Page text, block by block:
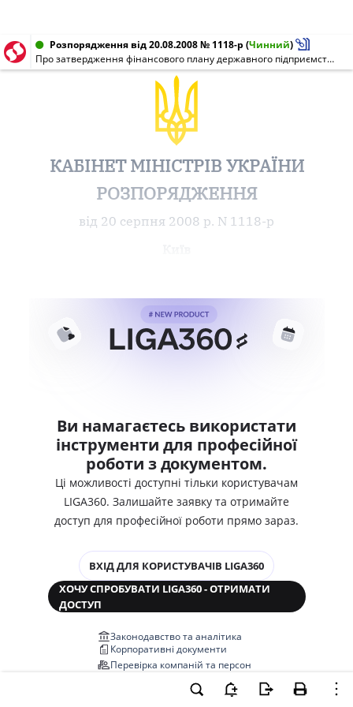
Розпорядження від 20.08.2008 № 1118-р (Чинний)
Про затвердження фінансового плану державного підприємства "Морський торговельний порт "Южний" на 2008 рік
КАБІНЕТ МІНІСТРІВ УКРАЇНИ
РОЗПОРЯДЖЕННЯ
від 20 серпня 2008 р. N 1118-р
Ви намагаєтесь використати
інструменти для професійної
роботи з документом.
Ці можливості доступні тільки користувачам
LIGA360. Залишайте заявку та отримайте
доступ для професійної роботи прямо зараз.
ВХІД ДЛЯ КОРИСТУВАЧІВ LIGA360
ХОЧУ СПРОБУВАТИ LIGA360 - ОТРИМАТИ
ДОСТУП
Законодавство та аналітика
Корпоративні документи
Перевірка компаній та персон
Аналіз судової практики